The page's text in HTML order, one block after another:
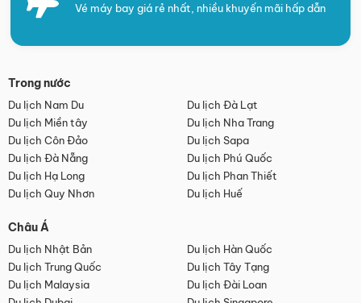
Vé máy bay giá rẻ nhất, nhiều khuyến mãi hấp dẫn
Trong nước
Du lịch Nam Du
Du lịch Đà Lạt
Du lịch Miền tây
Du lịch Nha Trang
Du lịch Côn Đảo
Du lịch Sapa
Du lịch Đà Nẵng
Du lịch Phú Quốc
Du lịch Hạ Long
Du lịch Phan Thiết
Du lịch Quy Nhơn
Du lịch Huế
Châu Á
Du lịch Nhật Bản
Du lịch Hàn Quốc
Du lịch Trung Quốc
Du lịch Tây Tạng
Du lịch Malaysia
Du lịch Đài Loan